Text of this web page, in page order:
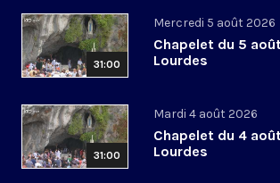
31:00
Mercredi 5 août 2026
Chapelet du 5
Lourdes
31:00
Mardi 4 août 2026
Chapelet du 4
Lourdes